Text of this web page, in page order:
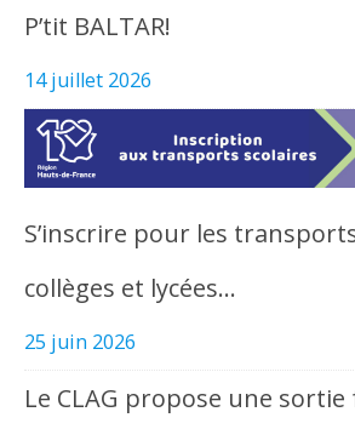
P’tit BALTAR!
14 juillet 2026
S’inscrire pour les
collèges et lycées…
25 juin 2026
Le CLAG propose une sortie